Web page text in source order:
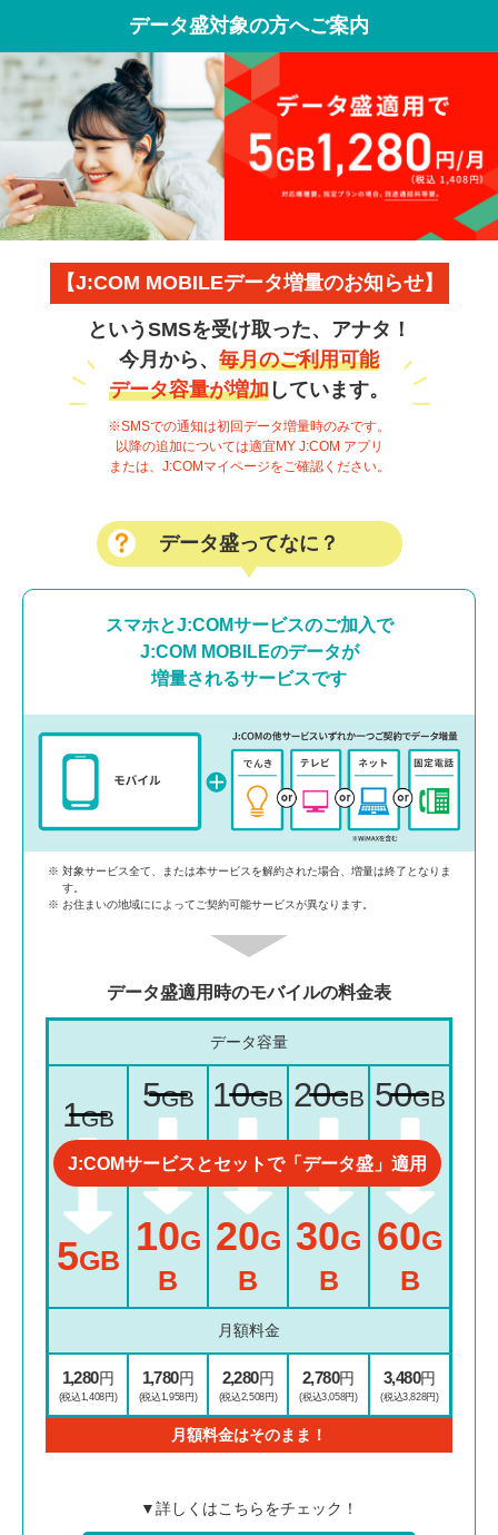
データ盛対象の方へご案内
【J:COM MOBILEデータ増量のお知らせ】
というSMSを受け取った、アナタ！
今月から、 毎月のご利用可能
データ容量が増加 しています。
※SMSでの通知は初回データ増量時のみです。
以降の追加については適宜MY J:COM アプリ
または、J:COMマイページをご確認ください。
データ盛ってなに？
スマホとJ:COMサービスのご加入で
J:COM MOBILEのデータが
増量されるサービスです
対象サービス全て、または本サービスを解約された場合、増量は終了となりま
す。
お住まいの地域にによってご契約可能サービスが異なります。
データ盛適用時のモバイルの料金表
データ容量
1GB
5GB
J:COMサービスとセットで「データ盛」適用
5GB
10G
B
10GB
20G
B
20GB
30G
B
50GB
60G
B
月額料金
1,280円
(税込1,408円)
1,780円
(税込1,958円)
2,280円
(税込2,508円)
2,780円
(税込3,058円)
3,480円
(税込3,828円)
月額料金はそのまま！
▼詳しくはこちらをチェック！